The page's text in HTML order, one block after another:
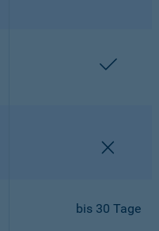
bis 30 Tage